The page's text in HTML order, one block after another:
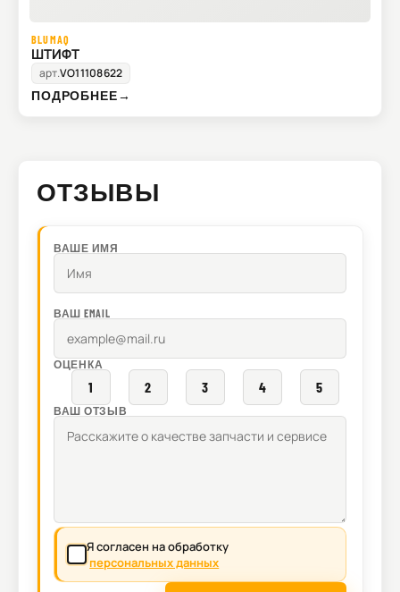
BLUMAQ
ШТИФТ
арт.VO11108622
ПОДРОБНЕЕ→
ОТЗЫВЫ
ВАШЕ ИМЯ
ВАШ EMAIL
ОЦЕНКА
1 2 3 4 5
ВАШ ОТЗЫВ
Я согласен на обработку
персональных данных